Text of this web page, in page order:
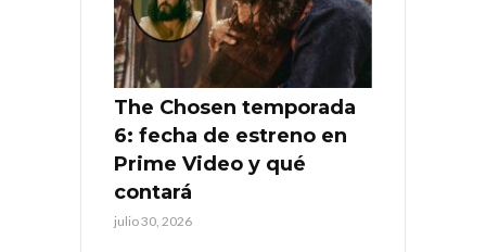
The Chosen temporada
6: fecha de estreno en
Prime Video y qué
contará
julio 30, 2026